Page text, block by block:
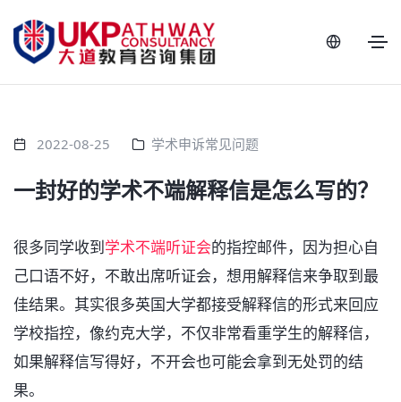
2022-08-25 学术申诉常见问题
一封好的学术不端解释信是怎么写的？
很多同学收到学术不端听证会的指控邮件，因为担心自
己口语不好，不敢出席听证会，想用解释信来争取到最
佳结果。其实很多英国大学都接受解释信的形式来回应
学校指控，像约克大学，不仅非常看重学生的解释信，
如果解释信写得好，不开会也可能会拿到无处罚的结
果。